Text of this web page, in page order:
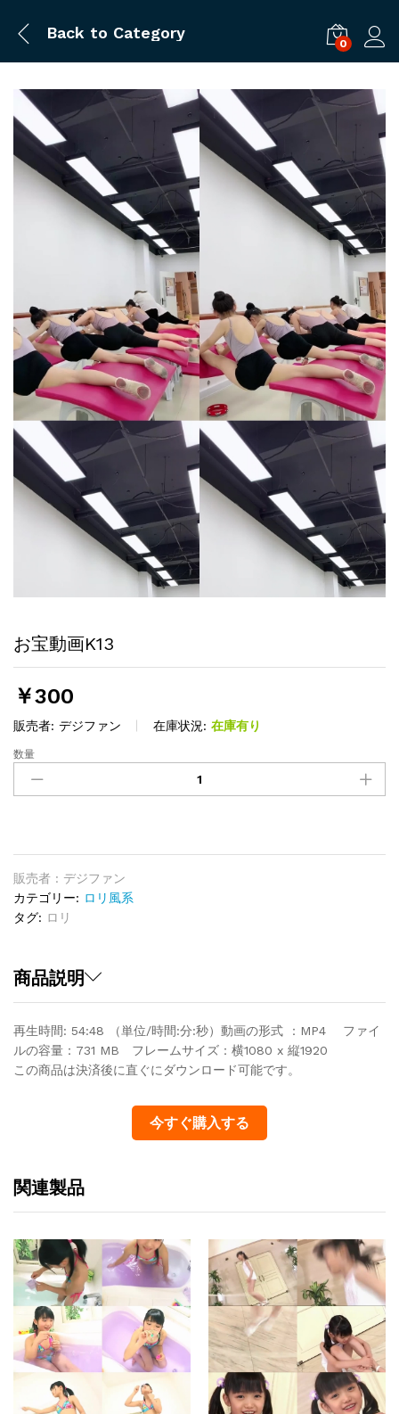
Back to Category
0
お宝動画K13
￥300
販売者: デジファン 在庫状況: 在庫有り
お
動
quantity
数量
販売者 : デジファン
カテゴリー: ロリ風系
タグ: ロリ
商品説明
再生時間: 54:48 （単位/時間:分:秒）動画の形式 ：MP4 ファイ
ルの容量：731 MB フレームサイズ：横1080 x 縦1920
この商品は決済後に直ぐにダウンロード可能です。
今すぐ購入する
関連製品